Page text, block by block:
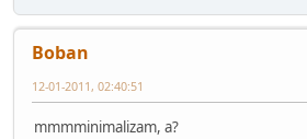
Boban
12-01-2011, 02:40:51
mmmminimalizam, a?